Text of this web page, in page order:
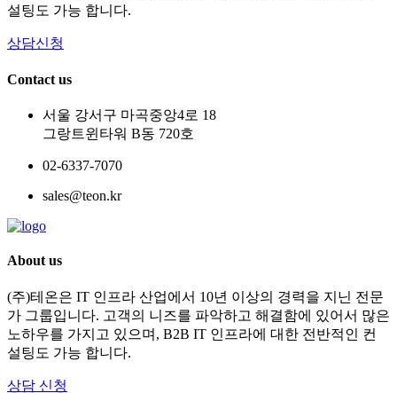
설팅도 가능 합니다.
상담신청
Contact us
서울 강서구 마곡중앙4로 18
그랑트윈타워 B동 720호
02-6337-7070
sales@teon.kr
About us
(주)테온은 IT 인프라 산업에서 10년 이상의 경력을 지닌 전문
가 그룹입니다. 고객의 니즈를 파악하고 해결함에 있어서 많은
노하우를 가지고 있으며, B2B IT 인프라에 대한 전반적인 컨
설팅도 가능 합니다.
상담 신청